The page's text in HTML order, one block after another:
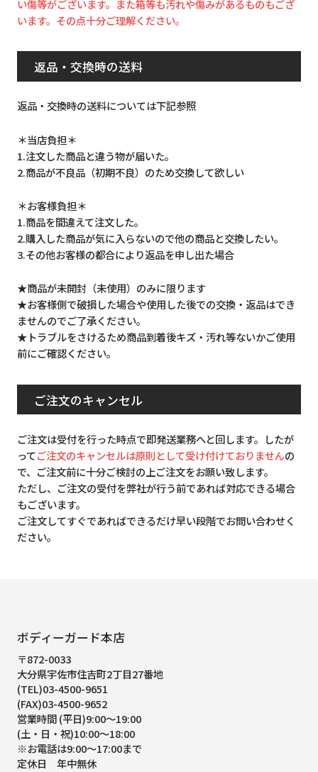
い傷等がございます。また箱等も汚れや傷みがあるものもござ
います。その点十分ご理解ください。
返品・交換時の送料
返品・交換時の送料については下記参照
＊当店負担＊
1.注文した商品と違う物が届いた。
2.商品が不良品（初期不良）のため交換して欲しい
＊お客様負担＊
1.商品を間違えて注文した。
2.購入した商品が気に入らないので他の商品と交換したい。
3.その他お客様の都合により返品を申し出た場合
★商品が未開封（未使用）のみに限ります
★お客様側で破損した場合や使用した後での交換・返品はでき
ませんのでご了承ください。
★トラブルをさけるため商品到着後キズ・汚れ等ないかご使用
前にご確認ください。
ご注文のキャンセル
ご注文は受付を行った時点で即発送業務へと回します。したが
ってご注文のキャンセルは原則として受け付けておりませんの
で、ご注文前に十分ご検討の上ご注文をお願い致します。
ただし、ご注文の受付を弊社が行う前であれば対応できる場合
もございます。
ご注文してすぐであればできるだけ早い段階でお問い合わせく
ださい。
ボディーガード本店
〒872-0033
大分県宇佐市住吉町2丁目27番地
(TEL)03-4500-9651
(FAX)03-4500-9652
営業時間 (平日)9:00～19:00
(土・日・祝)10:00～18:00
※お電話は9:00～17:00まで
定休日 年中無休